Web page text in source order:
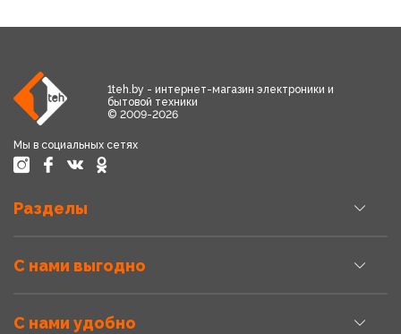
1teh.by - интернет-магазин электроники и
бытовой техники
© 2009-2026
Мы в социальных сетях
Разделы
С нами выгодно
С нами удобно